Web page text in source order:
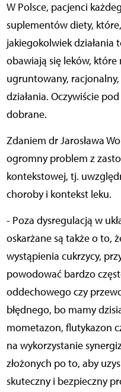
W Polsce, pacjenci
suplementów diety,
jakiegokolwiek
obawiają się leków,
ugruntowany,
działania. Oczywiście
dobrane.
Zdaniem dr Jarosława
ogromny problem z
kontekstowej, tj.
choroby i kontekst leku.
- Poza dysregulacją w
oskarżane są także o to,
wystąpienia cukrzycy,
powodować bardzo
oddechowego czy
błędnego, bo mamy
mometazon, flutykazon
na wykorzystanie
złożonych po to, aby
skuteczny i bezpieczny